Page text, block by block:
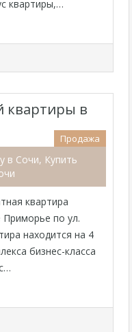
квартиры,…
квартиры в
Продажа
в Сочи, Купить
квартира
по ул.
находится на 4
бизнес-класса